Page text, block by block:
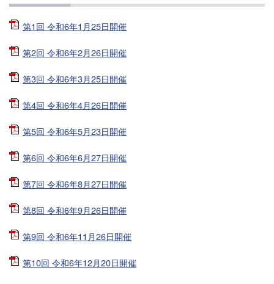
第1回 令和6年1月25日開催
第2回 令和6年2月26日開催
第3回 令和6年3月25日開催
第4回 令和6年4月26日開催
第5回 令和6年5月23日開催
第6回 令和6年6月27日開催
第7回 令和6年8月27日開催
第8回 令和6年9月26日開催
第9回 令和6年11月26日開催
第10回 令和6年12月20日開催